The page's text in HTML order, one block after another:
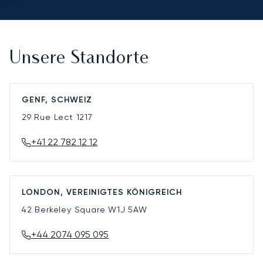
Unsere Standorte
GENF, SCHWEIZ
29 Rue Lect 1217
+41 22 782 12 12
LONDON, VEREINIGTES KÖNIGREICH
42 Berkeley SquareW1J 5AW
+44 2074 095 095